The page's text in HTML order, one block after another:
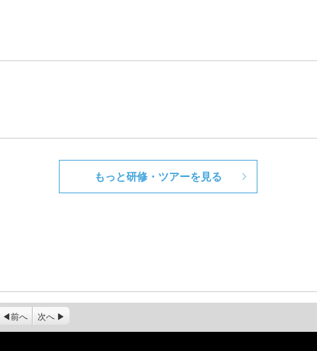
もっと研修・ツアーを見る
前へ 次へ